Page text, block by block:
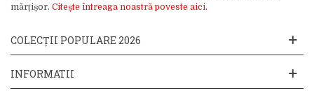
mărțișor. Citește întreaga noastră poveste aici.
COLECȚII POPULARE 2026
INFORMATII